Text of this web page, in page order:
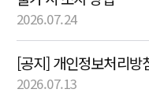
2026.07.24
[공지] 개인정보처리방
2026.07.13